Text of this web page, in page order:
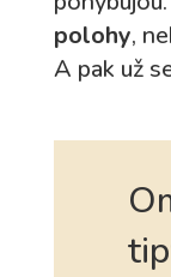
polohy,
A pak už